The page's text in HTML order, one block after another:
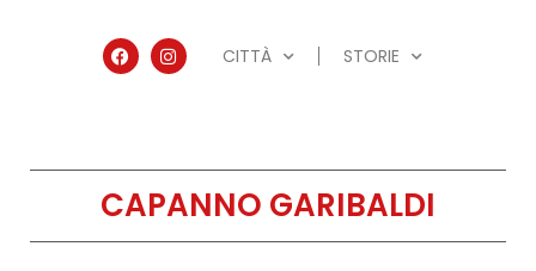
CITTÀ STORIE
CAPANNO GARIBALDI